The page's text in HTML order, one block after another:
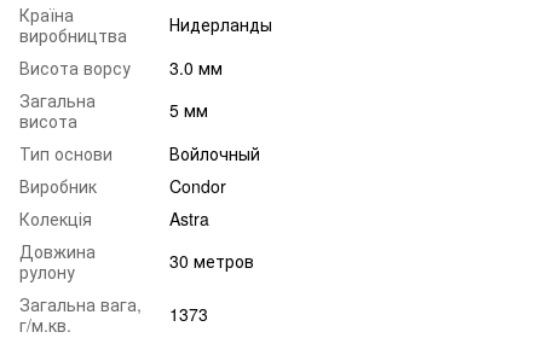
Країна
виробництва
Нидерланды
Висота ворсу
3.0 мм
Загальна
висота
5 мм
Тип основи
Войлочный
Виробник
Condor
Колекція
Astra
Довжина
рулону
30 метров
Загальна вага,
г/м.кв.
1373